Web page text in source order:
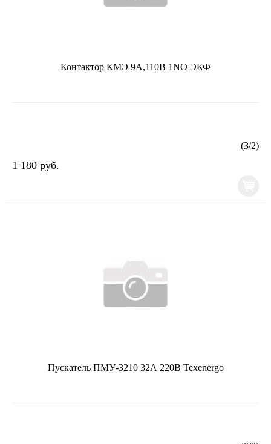
Контактор КМЭ 9А,110В 1NO ЭКФ
(3/2)
1 180 руб.
Пускатель ПМУ-3210 32А 220В Texenergo